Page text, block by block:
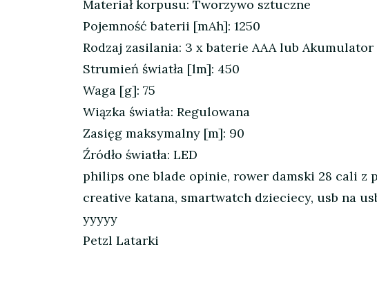
Materiał korpusu: Tworzywo sztuczne
Pojemność baterii [mAh]: 1250
Rodzaj zasilania: 3 x baterie AAA lub Akumulator
Strumień światła [lm]: 450
Waga [g]: 75
Wiązka światła: Regulowana
Zasięg maksymalny [m]: 90
Źródło światła: LED
philips one blade opinie, rower damski 28 cali z
creative katana, smartwatch dzieciecy, usb na
yyyyy
Petzl Latarki